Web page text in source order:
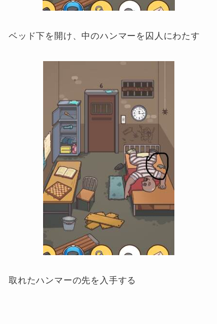
ベッド下を開け、中のハンマーを囚人にわたす
取れたハンマーの先を入手する